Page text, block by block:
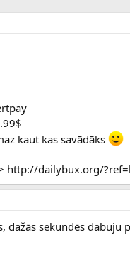
kaut kas savādāks
http://dailybux.org/
dažās sekundēs dabuju